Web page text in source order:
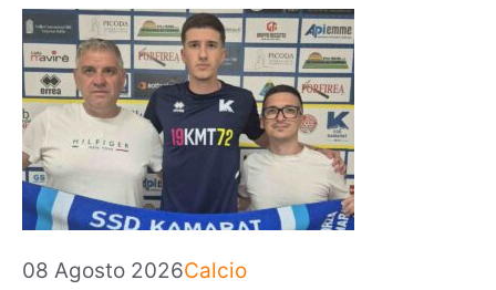
08 Agosto 2026Categorie
Calcio